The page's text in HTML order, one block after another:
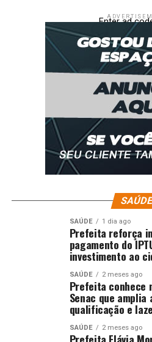
Enter ad
SAÚDE 1 dia ago
Prefeita reforça
pagamento do
investimento ao
SAÚDE 2 meses ago
Prefeita conhece
Senac que amplia
qualificação e
SAÚDE 2 meses ago